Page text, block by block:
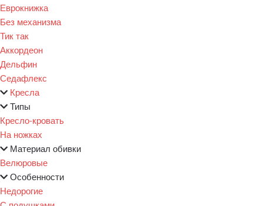
Еврокнижка
Без механизма
Тик так
Аккордеон
Дельфин
Седафлекс
Кресла
Типы
Кресло-кровать
На ножках
Материал обивки
Велюровые
Особенности
Недорогие